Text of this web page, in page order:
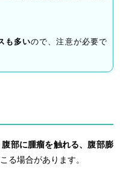
も多いので、注意が必要で
部に腫瘤を触れる、腹部膨
る場合があります。